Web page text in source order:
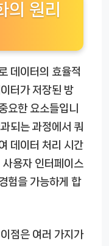
의 원리
데이터의 효율적
터가 저장된 방
요한 요소들입니
되는 과정에서 쿼
데이터 처리 시간
용자 인터페이스
험을 가능하게 합
점은 여러 가지가